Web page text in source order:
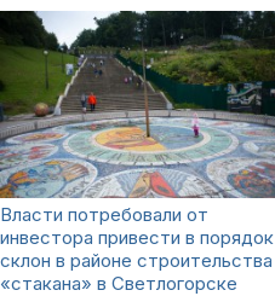
Власти потребовали от
инвестора привести в порядок
склон в районе строительства
«стакана» в Светлогорске